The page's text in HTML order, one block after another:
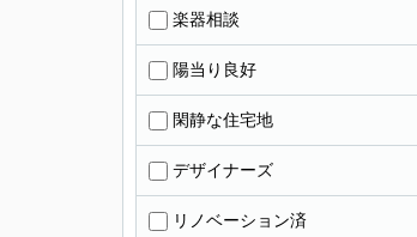
楽器相談
陽当り良好
閑静な住宅地
デザイナーズ
リノベーション済